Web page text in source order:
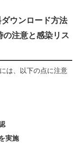
ウンロード方法
の注意と感染リス
は、以下の点に注意
実施